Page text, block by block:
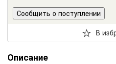
Сообщить о поступлении
В
Описание